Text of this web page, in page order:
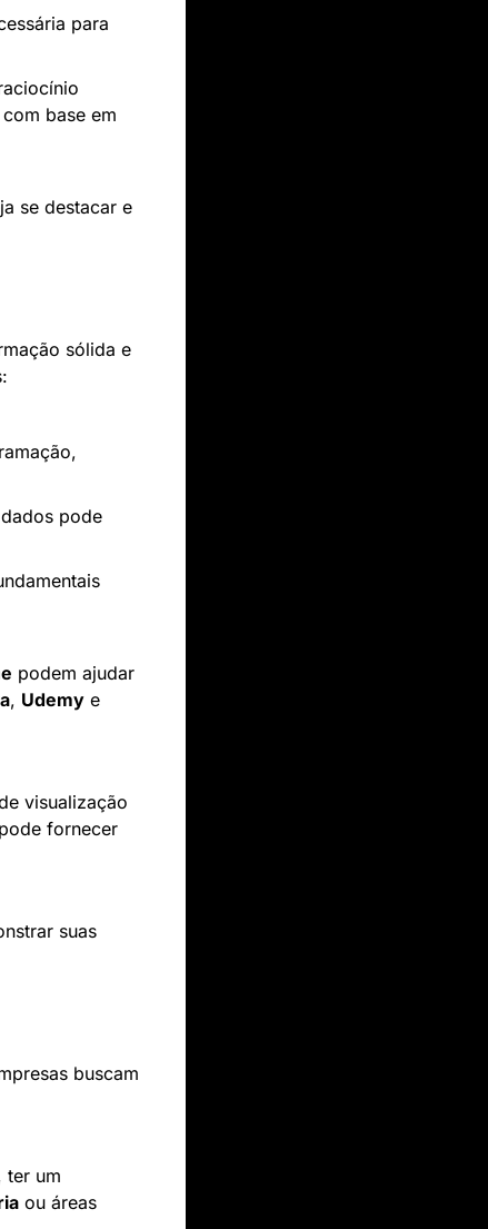
para
base em
se destacar e
sólida e
pode
podem ajudar
, Udemy
visualização
fornecer
suas
buscam
ter um
ou áreas